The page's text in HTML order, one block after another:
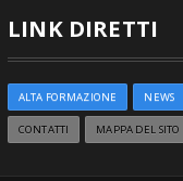
LINK DIRETTI
ALTA FORMAZIONE NEWS
CONTATTI MAPPA DEL SITO